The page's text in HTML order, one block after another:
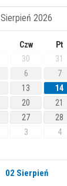
Sierpień 2026
Czw Pt
30 31
6 7
13 14
20 21
27 28
3 4
02 Sierpień